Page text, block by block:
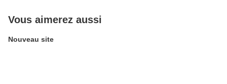
Vous aimerez aussi
Nouveau site